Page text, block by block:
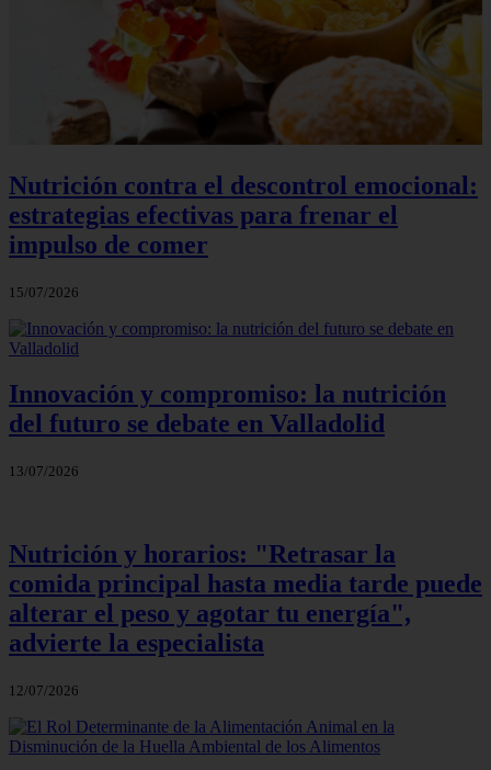
Nutrición contra el descontrol emocional:
estrategias efectivas para frenar el
impulso de comer
15/07/2026
Innovación y compromiso: la nutrición
del futuro se debate en Valladolid
13/07/2026
Nutrición y horarios: "Retrasar la
comida principal hasta media tarde puede
alterar el peso y agotar tu energía",
advierte la especialista
12/07/2026